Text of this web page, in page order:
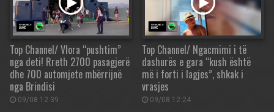
Top Channel/ Vlora “pushtim”
nga deti! Rreth 2700 pasagjerë
dhe 700 automjete mbërrijnë
nga Brindisi
09/08 12:39
Top Channel/ Ngacmimi i të
dashurës e gara “kush është
më i forti i lagjes”, shkak i
vrasjes
09/08 12:24